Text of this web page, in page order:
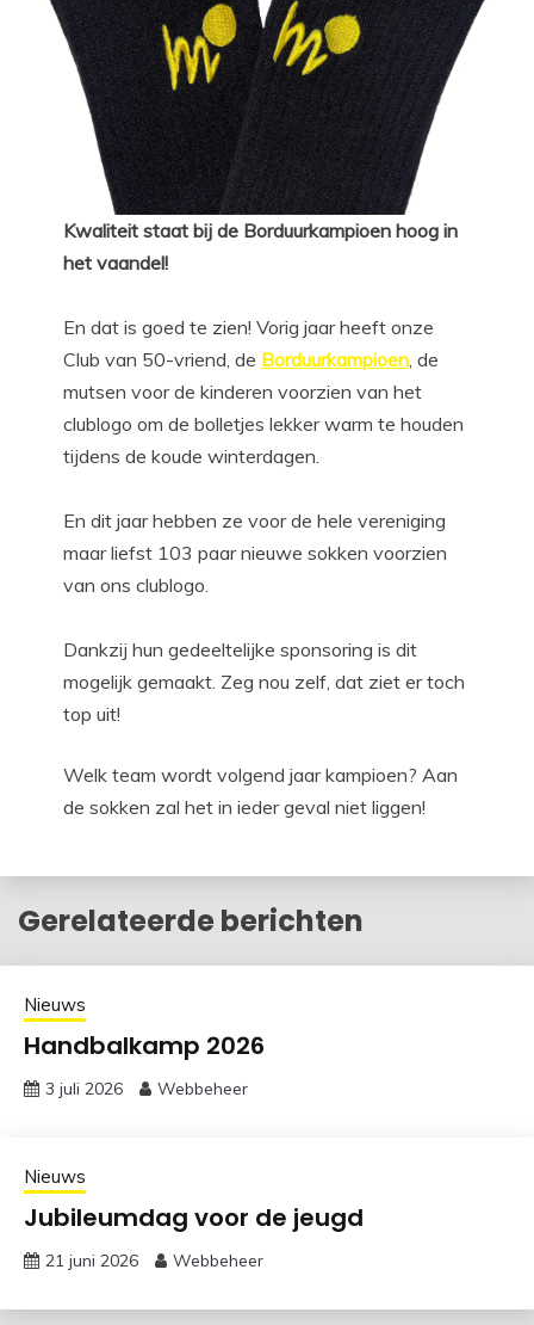
Kwaliteit staat bij de Borduurkampioen hoog in
het vaandel!
En dat is goed te zien! Vorig jaar heeft onze
Club van 50-vriend, de Borduurkampioen, de
mutsen voor de kinderen voorzien van het
clublogo om de bolletjes lekker warm te houden
tijdens de koude winterdagen.
En dit jaar hebben ze voor de hele vereniging
maar liefst 103 paar nieuwe sokken voorzien
van ons clublogo.
Dankzij hun gedeeltelijke sponsoring is dit
mogelijk gemaakt. Zeg nou zelf, dat ziet er toch
top uit!
Welk team wordt volgend jaar kampioen? Aan
de sokken zal het in ieder geval niet liggen!
Gerelateerde berichten
Nieuws
Handbalkamp 2026
3 juli 2026 Webbeheer
Nieuws
Jubileumdag voor de jeugd
21 juni 2026 Webbeheer